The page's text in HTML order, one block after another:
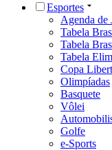
Esportes
Agenda de
Tabela
Tabela
Tabela
Copa
Olimpíadas
Basquete
Vôlei
Golfe
e-Sports